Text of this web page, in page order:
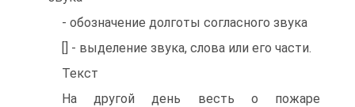
- обозначение долготы согласного звука
[] - выделение звука, слова или его части.
Текст
На другой день весть о пожаре